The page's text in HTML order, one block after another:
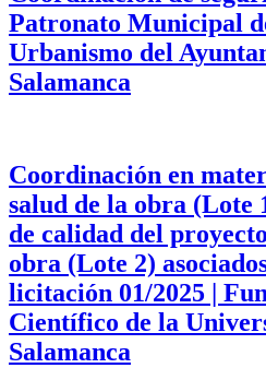
Patronato Municipal
Urbanismo del
Salamanca
Coordinación en
salud de la obra (Lote
de calidad del
obra (Lote 2)
licitación 01/2025 |
Científico de la
Salamanca